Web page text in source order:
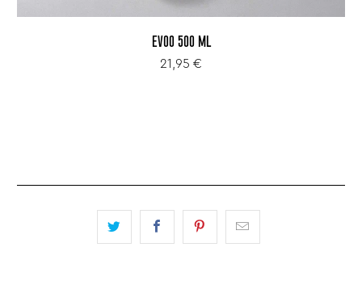
EVOO 500 ML
21,95 €